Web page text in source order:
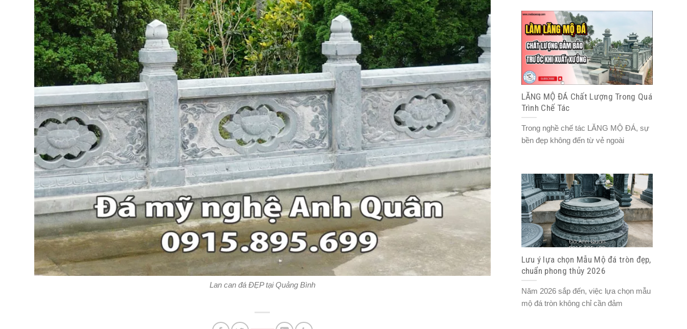
Lan can đá ĐẸP tại Quảng Bình
LĂNG MỘ ĐÁ Chất Lượng Trong Quá
Trình Chế Tác
Trong nghề chế tác LĂNG MỘ ĐÁ, sự
bền đẹp không đến từ vẻ ngoài
Lưu ý lựa chọn Mẫu Mộ đá tròn đẹp,
chuẩn phong thủy 2026
Năm 2026 sắp đến, việc lựa chọn mẫu
mộ đá tròn không chỉ cần đảm